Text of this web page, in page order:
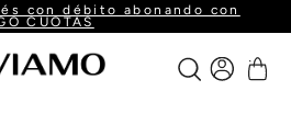
con débito abonando con
CUOTAS